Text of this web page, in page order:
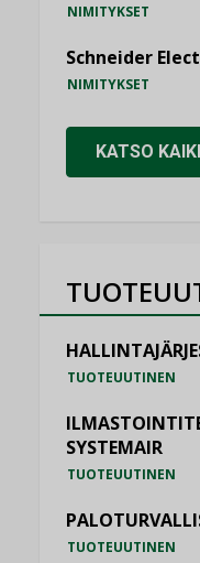
NIMITYKSET
Schneider
NIMITYKSET
KATSO
TUOTEUUTINEN
SYSTEMAIR
TUOTEUUTINEN
TUOTEUUTINEN